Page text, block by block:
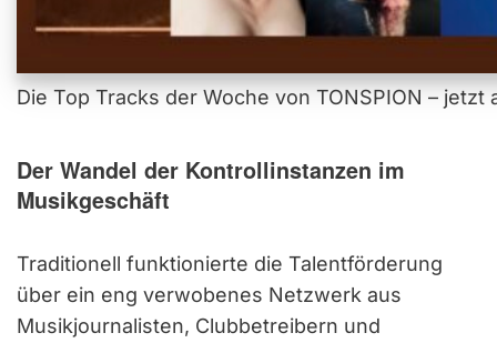
Die Top Tracks der Woche von TONSPION –
Der Wandel der Kontrollinstanzen im
Musikgeschäft
Traditionell funktionierte die Talentförderung
über ein eng verwobenes Netzwerk aus
Musikjournalisten, Clubbetreibern und